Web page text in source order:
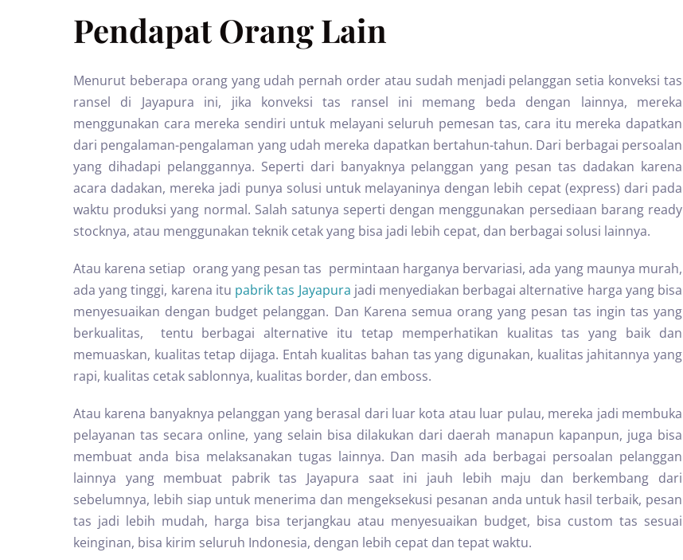
Pendapat Orang Lain
Menurut beberapa orang yang udah pernah order atau sudah menjadi pelanggan setia konveksi tas
ransel di Jayapura ini, jika konveksi tas ransel ini memang beda dengan lainnya, mereka
menggunakan cara mereka sendiri untuk melayani seluruh pemesan tas, cara itu mereka dapatkan
dari pengalaman-pengalaman yang udah mereka dapatkan bertahun-tahun. Dari berbagai persoalan
yang dihadapi pelanggannya. Seperti dari banyaknya pelanggan yang pesan tas dadakan karena
acara dadakan, mereka jadi punya solusi untuk melayaninya dengan lebih cepat (express) dari pada
waktu produksi yang normal. Salah satunya seperti dengan menggunakan persediaan barang ready
stocknya, atau menggunakan teknik cetak yang bisa jadi lebih cepat, dan berbagai solusi lainnya.
Atau karena setiap orang yang pesan tas permintaan harganya bervariasi, ada yang maunya murah,
ada yang tinggi, karena itu pabrik tas Jayapura jadi menyediakan berbagai alternative harga yang bisa
menyesuaikan dengan budget pelanggan. Dan Karena semua orang yang pesan tas ingin tas yang
berkualitas, tentu berbagai alternative itu tetap memperhatikan kualitas tas yang baik dan
memuaskan, kualitas tetap dijaga. Entah kualitas bahan tas yang digunakan, kualitas jahitannya yang
rapi, kualitas cetak sablonnya, kualitas border, dan emboss.
Atau karena banyaknya pelanggan yang berasal dari luar kota atau luar pulau, mereka jadi membuka
pelayanan tas secara online, yang selain bisa dilakukan dari daerah manapun kapanpun, juga bisa
membuat anda bisa melaksanakan tugas lainnya. Dan masih ada berbagai persoalan pelanggan
lainnya yang membuat pabrik tas Jayapura saat ini jauh lebih maju dan berkembang dari
sebelumnya, lebih siap untuk menerima dan mengeksekusi pesanan anda untuk hasil terbaik, pesan
tas jadi lebih mudah, harga bisa terjangkau atau menyesuaikan budget, bisa custom tas sesuai
keinginan, bisa kirim seluruh Indonesia, dengan lebih cepat dan tepat waktu.